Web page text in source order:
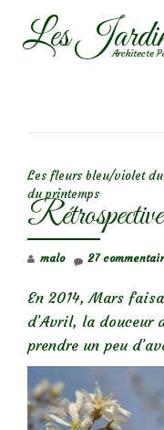
AllerLes Architecte
Les fleurs bleu/violet
du printemps
malo 27
En 2014, Mars
d’Avril, la douceur
prendre un peu